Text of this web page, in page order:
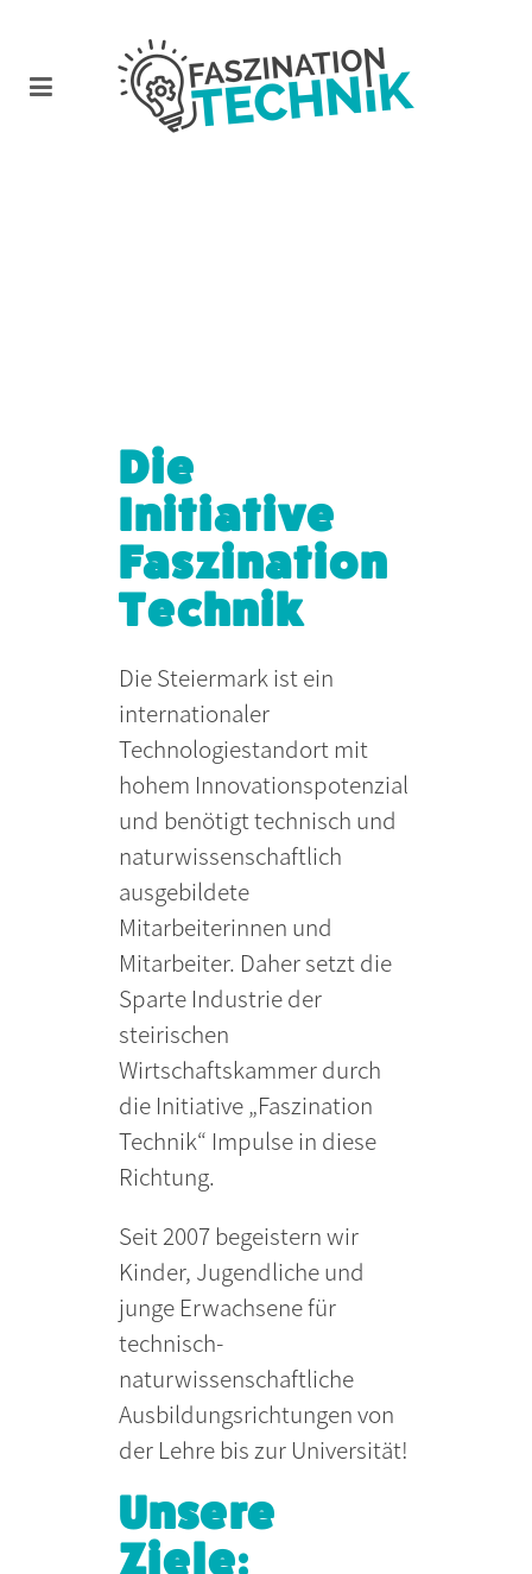
Die
Initiative
Faszination
Technik
Die Steiermark ist ein
internationaler
Technologiestandort mit
hohem Innovationspotenzial
und benötigt technisch und
naturwissenschaftlich
ausgebildete
Mitarbeiterinnen und
Mitarbeiter. Daher setzt die
Sparte Industrie der
steirischen
Wirtschaftskammer durch
die Initiative „Faszination
Technik“ Impulse in diese
Richtung.
Seit 2007 begeistern wir
Kinder, Jugendliche und
junge Erwachsene für
technisch-
naturwissenschaftliche
Ausbildungsrichtungen von
der Lehre bis zur Universität!
Unsere
Ziele: